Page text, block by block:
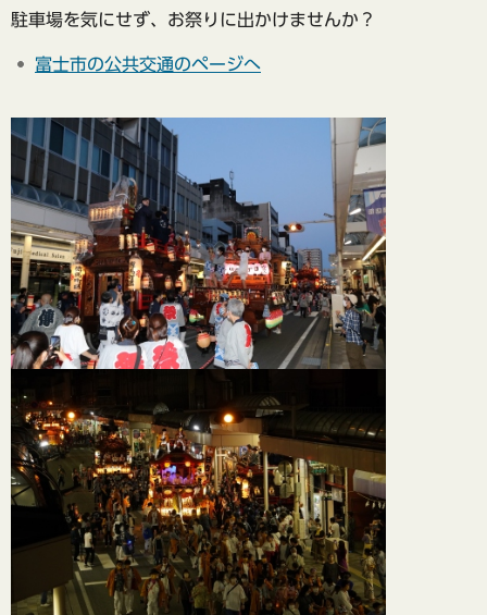
駐車場を気にせず、お祭りに出かけませんか？
富士市の公共交通のページへ